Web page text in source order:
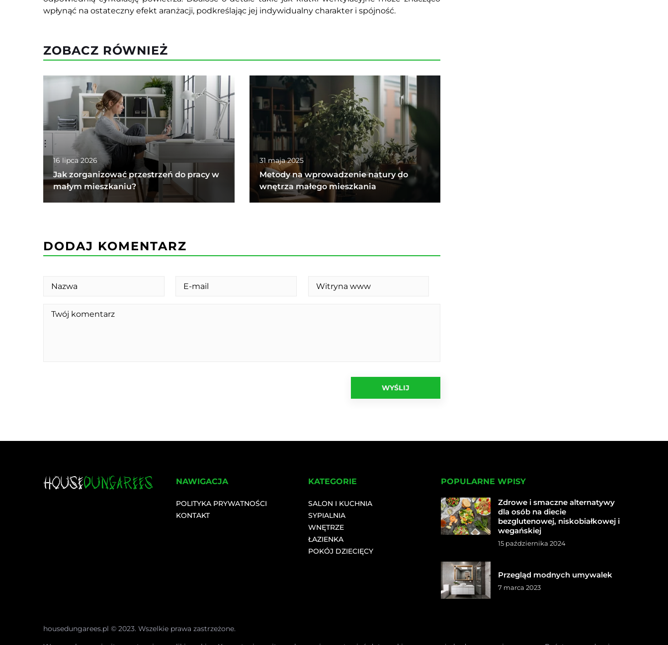
wpłynąć na ostateczny efekt aranżacji, podkreślając jej indywidualny charakter i spójność.
ZOBACZ RÓWNIEŻ
16 lipca 2026
Jak zorganizować przestrzeń do pracy w
małym mieszkaniu?
31 maja 2025
Metody na wprowadzenie natury do
wnętrza małego mieszkania
DODAJ KOMENTARZ
NAWIGACJA
POLITYKA PRYWATNOŚCI
KONTAKT
KATEGORIE
SALON I KUCHNIA
SYPIALNIA
WNĘTRZE
ŁAZIENKA
POKÓJ DZIECIĘCY
POPULARNE WPISY
Zdrowe i smaczne alternatywy
dla osób na diecie
bezglutenowej, niskobiałkowej i
wegańskiej
15 października 2024
Przegląd modnych umywalek
7 marca 2023
housedungarees.pl © 2023. Wszelkie prawa zastrzeżone.